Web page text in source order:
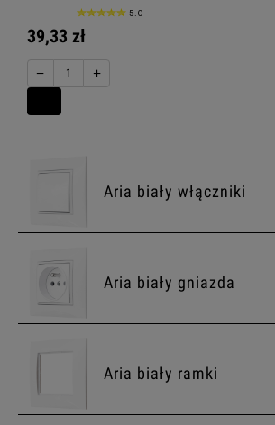
5.0
39,33 zł
− +
Aria biały włączniki
Aria biały gniazda
Aria biały ramki